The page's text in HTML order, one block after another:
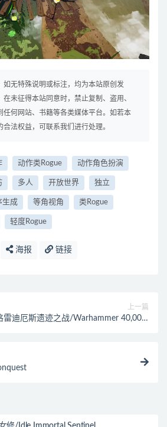
如无特殊说明或标注，均为本站原创发
未征得本站同意时，禁止复制、盗用、
任何网站、书籍等各类媒体平台。如若本
法权益，可联系我们进行处理。
动作类Rogue 动作角色扮演
多人 开放世界 独立
生成 等角视角 类Rogue
轻度Rogue
海报 链接
上一篇
雷迪厄斯遗迹之战/Warhammer 40,000: